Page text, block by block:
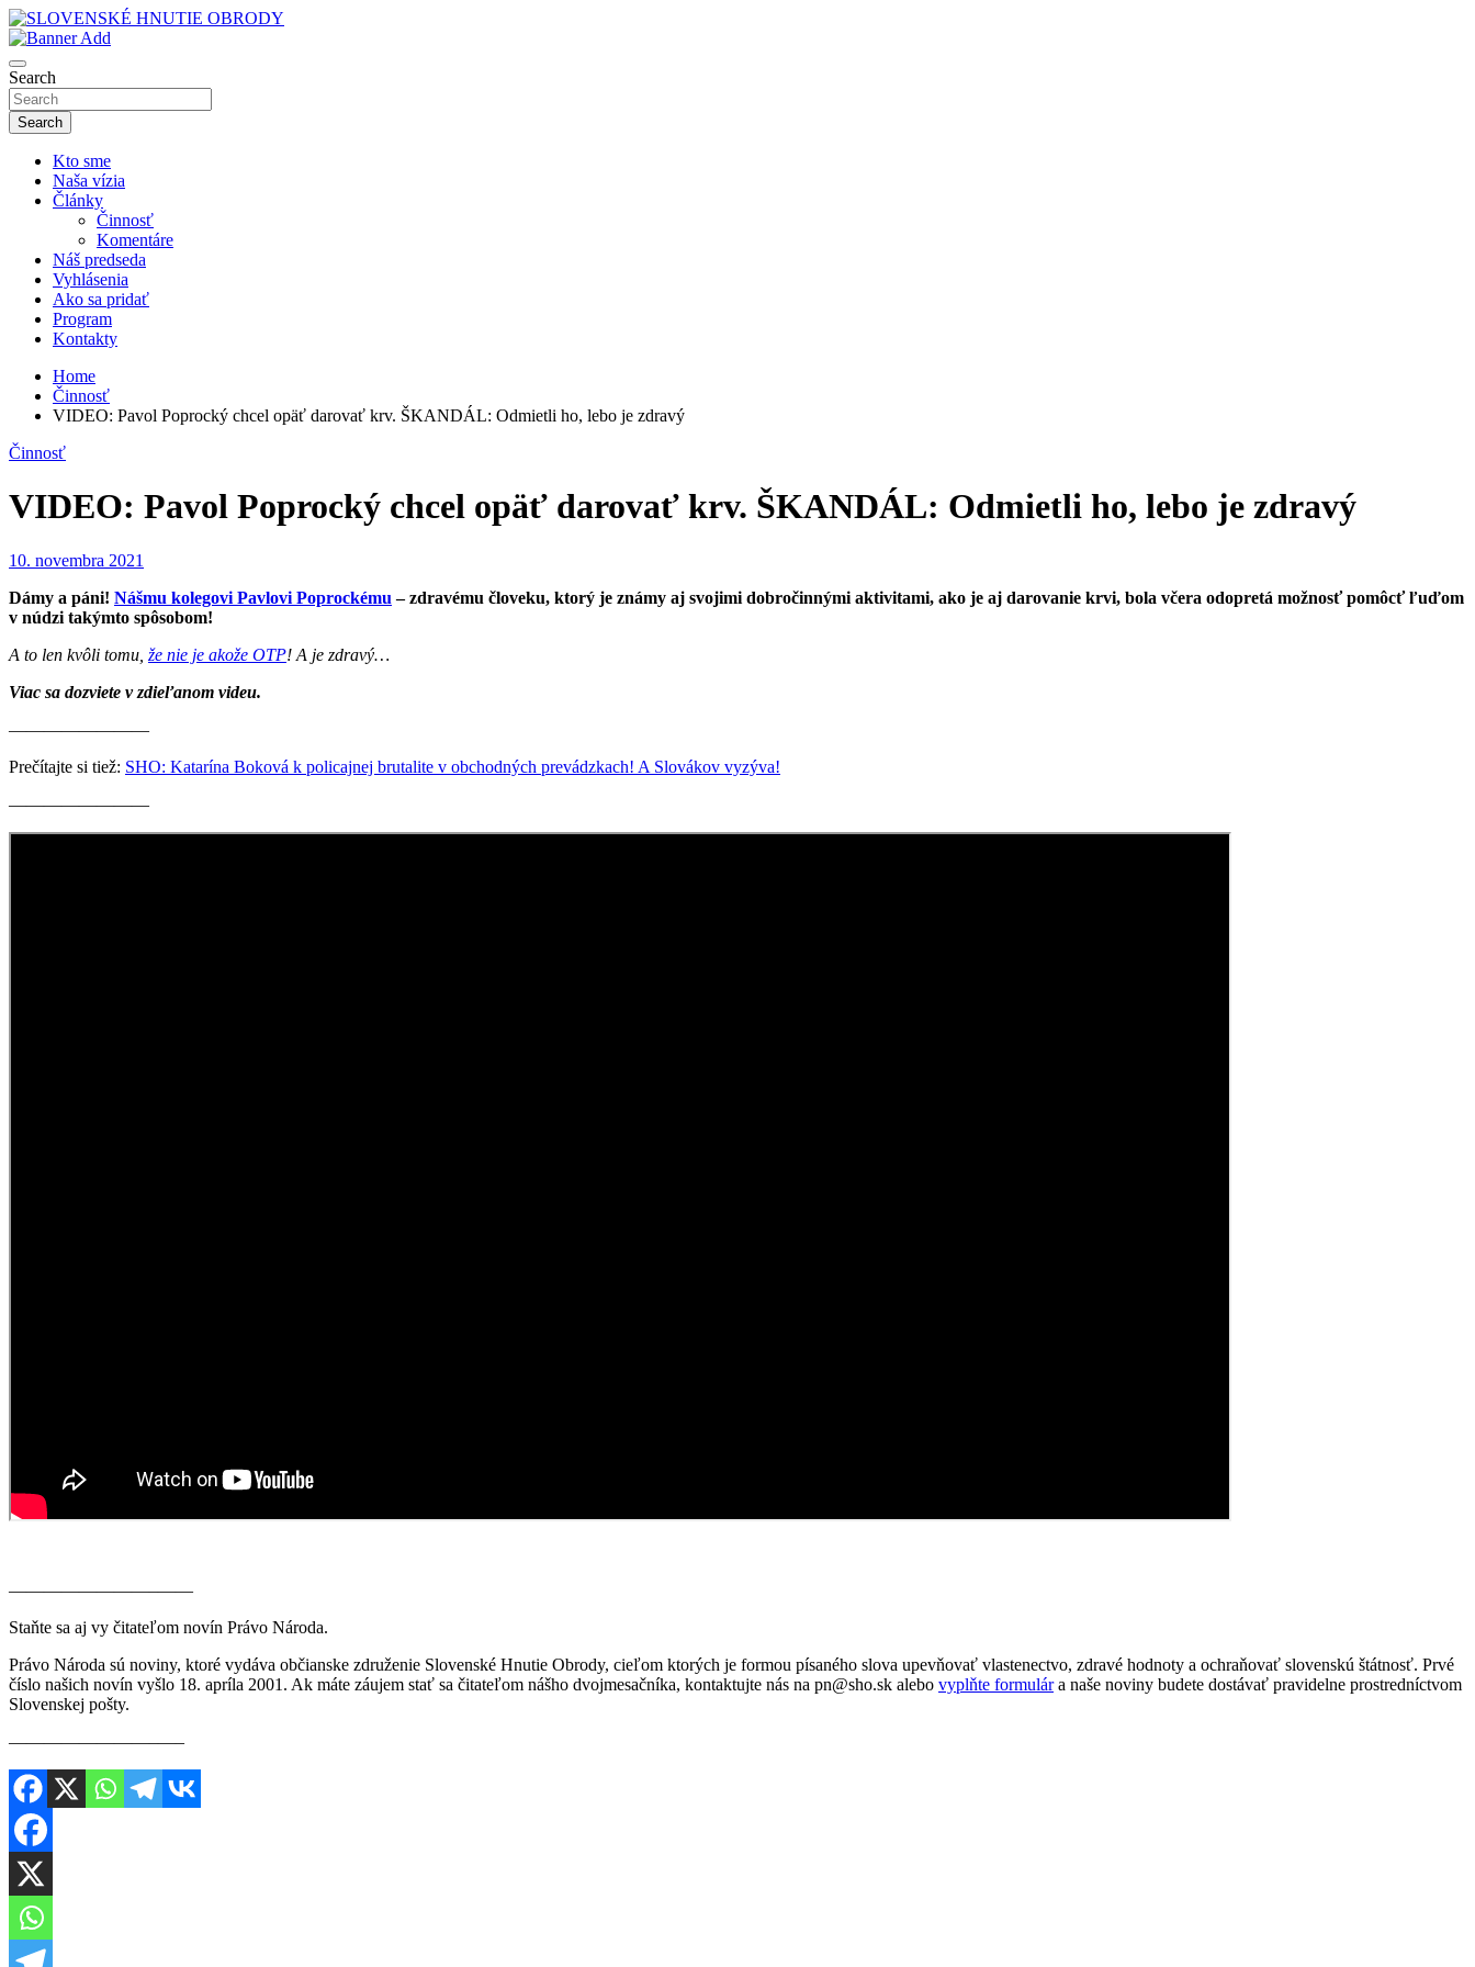
Skip
to
content
SLOVENSKÉ HNUTIE OBRODY
Search
Search
Kto sme
Naša vízia
Články
Činnosť
Komentáre
Náš predseda
Vyhlásenia
Ako sa pridať
Program
Kontakty
Home
Činnosť
VIDEO: Pavol Poprocký chcel opäť darovať krv. ŠKANDÁL: Odmietli ho, lebo je zdravý
Činnosť
VIDEO: Pavol Poprocký chcel opäť darovať krv. ŠKANDÁL: Odmietli ho, lebo je zdravý
10. novembra 2021
Dámy a páni! Nášmu kolegovi Pavlovi Poprockému – zdravému človeku, ktorý je známy aj svojimi dobročinnými aktivitami, ako je aj darovanie krvi, bola včera odopretá možnosť pomôcť ľuďom
v núdzi takýmto spôsobom!
A to len kvôli tomu, že nie je akože OTP! A je zdravý…
Viac sa dozviete v zdieľanom videu.
————————
Prečítajte si tiež: SHO: Katarína Boková k policajnej brutalite v obchodných prevádzkach! A Slovákov vyzýva!
————————
————————–——
Staňte sa aj vy čitateľom novín Právo Národa.
Právo Národa sú noviny, ktoré vydáva občianske združenie Slovenské Hnutie Obrody, cieľom ktorých je formou písaného slova upevňovať vlastenectvo, zdravé hodnoty a ochraňovať slovenskú štátnosť. Prvé
číslo našich novín vyšlo 18. apríla 2001. Ak máte záujem stať sa čitateľom nášho dvojmesačníka, kontaktujte nás na pn@sho.sk alebo vyplňte formulára naše noviny budete dostávať pravidelne prostredníctvom
Slovenskej pošty.
————————–—–